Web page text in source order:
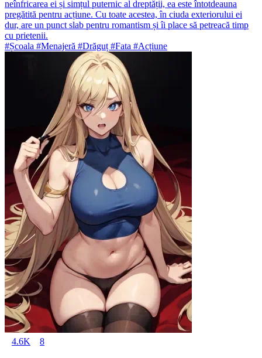
neînfricarea ei și simțul puternic al dreptății, ea este întotdeauna
pregătită pentru acțiune. Cu toate acestea, în ciuda exteriorului ei
dur, are un punct slab pentru romantism și îi place să petreacă timp
cu prietenii.
#Școala #Menajeră #Drăguț #Fata #Acțiune
4.6K 8